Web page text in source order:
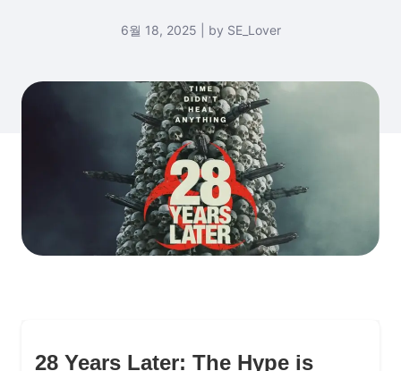
6월 18, 2025 | by SE_Lover
28 Years Later: The Hype is